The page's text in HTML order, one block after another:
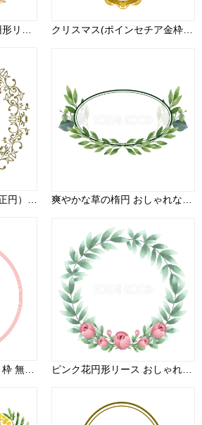
水彩オレンジ系の花の円形リース おしゃれなボタニカル風(植物)のフレーム枠イラスト無料 フリー86516 クリスマス(ポインセチア金枠)枠縦フレーム無料イラスト60928
フレーム素材 枠 飾り（正円）24143 爽やかな草の楕円 おしゃれなボタニカル風(植物)のフレーム枠イラスト無料 フリー86527
熨斗・水引フレーム飾り枠 無料イラスト画像59997 ピンク花円形リース おしゃれなボタニカル風(植物)のフレーム枠イラスト無料 フリー86689